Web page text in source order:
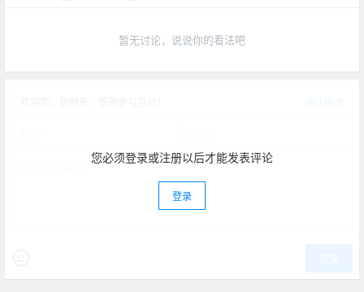
暂无讨论，说说你的看法吧
您必须登录或注册以后才能发表评论
登录